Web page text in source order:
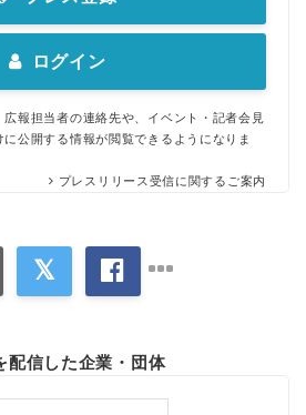
ログイン
報担当者の連絡先や、イベント・記者会見
公開する情報が閲覧できるようになりま
プレスリリース受信に関するご案内
配信した企業・団体